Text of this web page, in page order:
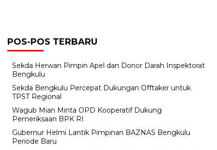
POS-POS TERBARU
Sekda Herwan Pimpin Apel dan Donor Darah Inspektorat
Bengkulu
Sekda Bengkulu Percepat Dukungan Offtaker untuk
TPST Regional
Wagub Mian Minta OPD Kooperatif Dukung
Pemeriksaan BPK RI
Gubernur Helmi Lantik Pimpinan BAZNAS Bengkulu
Periode Baru